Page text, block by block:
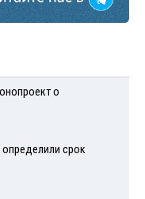
о
срок